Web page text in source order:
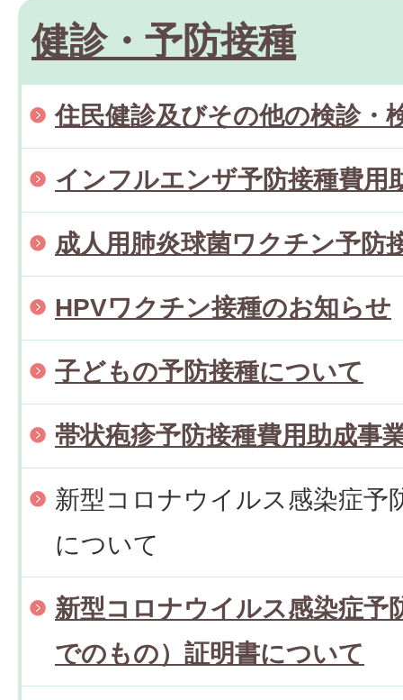
健診・予防接種
住民健診及びその他の検診・
インフルエンザ予防接種費用
成人用肺炎球菌ワクチン予防
HPVワクチン接種のお知らせ
子どもの予防接種について
帯状疱疹予防接種費用助成事
新型コロナウイルス感染症予
について
新型コロナウイルス感染症予
でのもの）証明書について